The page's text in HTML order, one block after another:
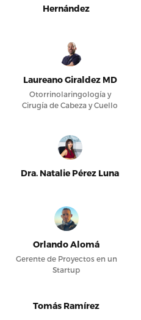
Hernández
Laureano Giraldez MD
Otorrinolaringología y
Cirugía de Cabeza y Cuello
Dra. Natalie Pérez Luna
Orlando Alomá
Gerente de Proyectos en un
Startup
Tomás Ramírez